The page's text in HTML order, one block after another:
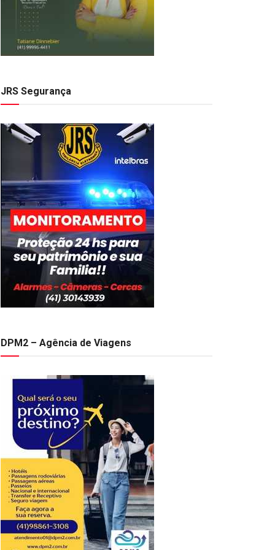
JRS Segurança
DPM2 – Agência de Viagens